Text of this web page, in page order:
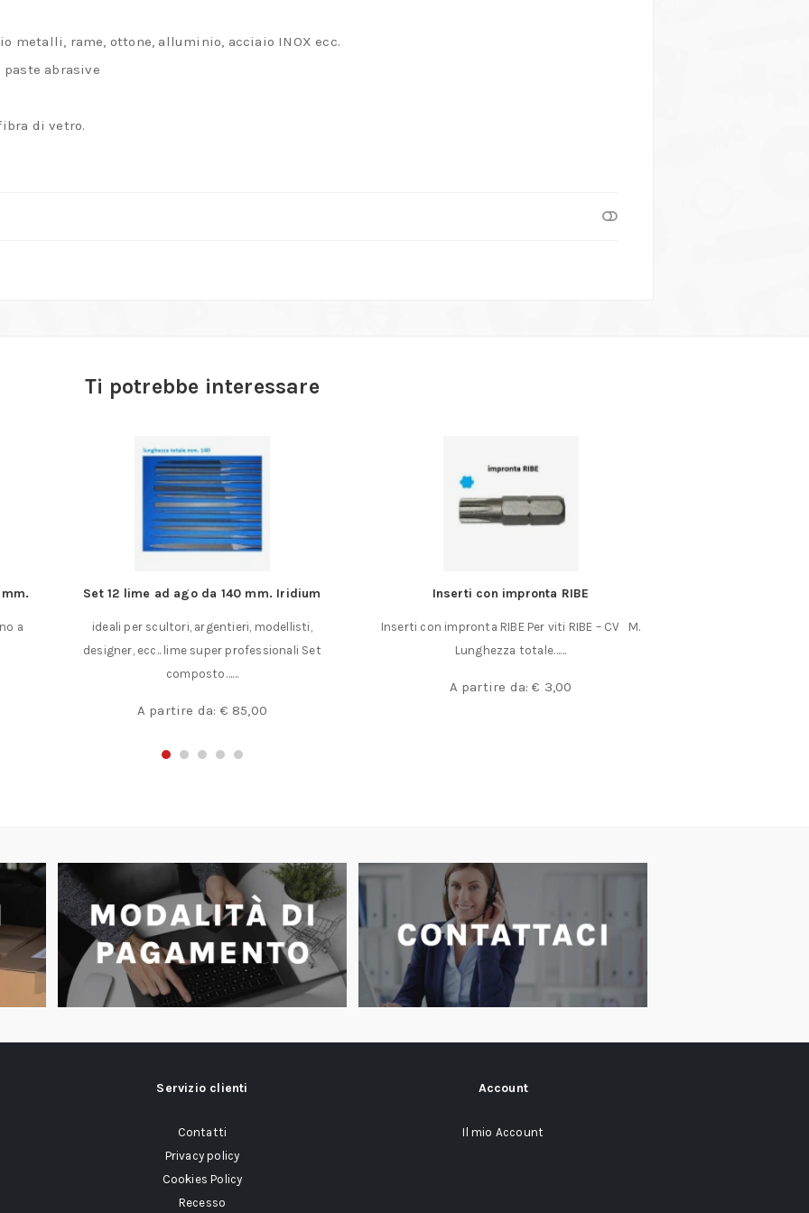
metalli, rame, ottone, alluminio, acciaio INOX ecc.
paste abrasive
di vetro.
Ti potrebbe interessare
a
Set 12 lime ad ago da 140 mm. Iridium
ideali per scultori, argentieri, modellisti,
designer, ecc.. lime super professionali Set
composto……
A partire da: € 85,00
Inserti con impronta RIBE
Inserti con impronta RIBE Per viti RIBE – CV M.
Lunghezza totale……
A partire da:€ 3,00
Servizio clienti
Contatti
Privacy policy
Cookies Policy
Recesso
Account
Il mio Account